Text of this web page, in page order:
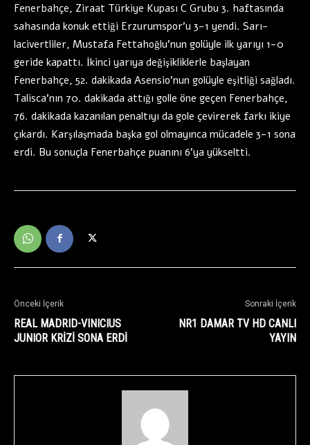
Fenerbahçe, Ziraat Türkiye Kupası C Grubu 3. haftasında
sahasında konuk ettiği Erzurumspor’u 3-1 yendi. Sarı-
lacivertliler, Mustafa Fettahoğlu’nun golüyle ilk yarıyı 1-0
geride kapattı. İkinci yarıya değişikliklerle başlayan
Fenerbahçe, 52. dakikada Asensio’nun golüyle eşitliği sağladı.
Talisca’nın 70. dakikada attığı golle öne geçen Fenerbahçe,
76. dakikada kazanılan penaltıyı da gole çevirerek farkı ikiye
çıkardı. Karşılaşmada başka gol olmayınca mücadele 3-1 sona
erdi. Bu sonuçla Fenerbahçe puanını 6’ya yükseltti.
Önceki İçerik
REAL MADRID-VINICIUS
JUNIOR KRİZİ SONA ERDİ
Sonraki İçerik
NR1 DAMAR TV HD CANLI
YAYIN